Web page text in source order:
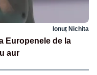
Ionuț Nichita
Europenele de la
aur